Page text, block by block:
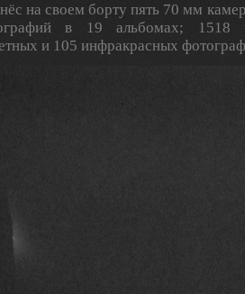
на своем борту пять 70 мм
в 19 альбомах; 1518
и 105 инфракрасных